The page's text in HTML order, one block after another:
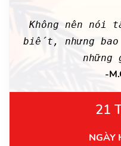
Không nên
biết, nhưng
-
21
NGÀY